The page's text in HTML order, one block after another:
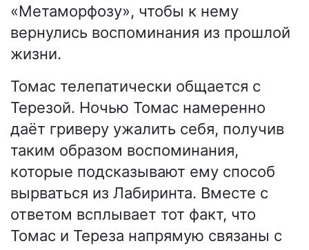
«Метаморфозу», чтобы к нему
вернулись воспоминания из прошлой
жизни.
Томас телепатически общается с
Терезой. Ночью Томас намеренно
даёт гриверу ужалить себя, получив
таким образом воспоминания,
которые подсказывают ему способ
вырваться из Лабиринта. Вместе с
ответом всплывает тот факт, что
Томас и Тереза напрямую связаны с